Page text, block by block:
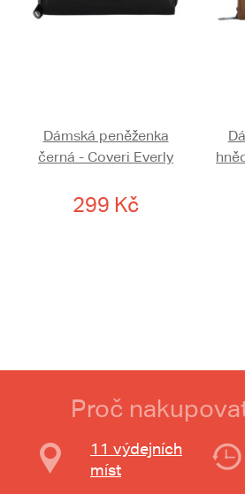
Dámská peněženka
černá - Coveri Everly
299 Kč
Proč
11 výdejních
míst